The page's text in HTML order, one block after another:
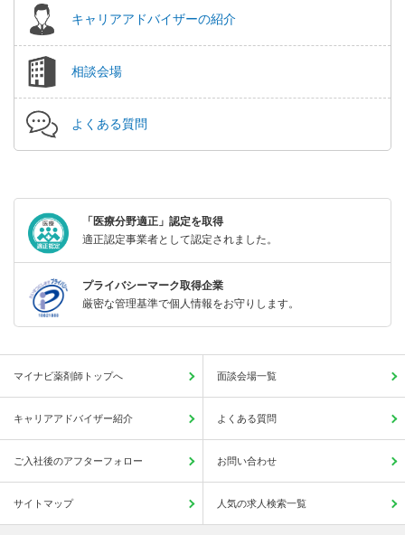
キャリアアドバイザーの紹介
相談会場
よくある質問
「医療分野適正」認定を取得
適正認定事業者として認定されました。
プライバシーマーク取得企業
厳密な管理基準で個人情報をお守りします。
マイナビ薬剤師トップへ 面談会場一覧
キャリアアドバイザー紹介 よくある質問
ご入社後のアフターフォロー お問い合わせ
サイトマップ 人気の求人検索一覧